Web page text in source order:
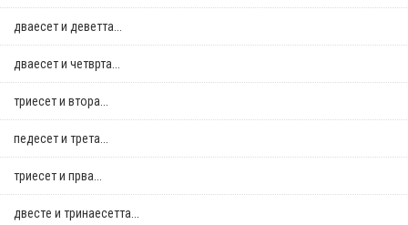
дваесет и деветта...
дваесет и четврта...
триесет и втора...
педесет и трета...
триесет и прва...
двестe и тринаесетта...